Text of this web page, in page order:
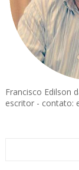
Francisco Edilson
escritor - contato: